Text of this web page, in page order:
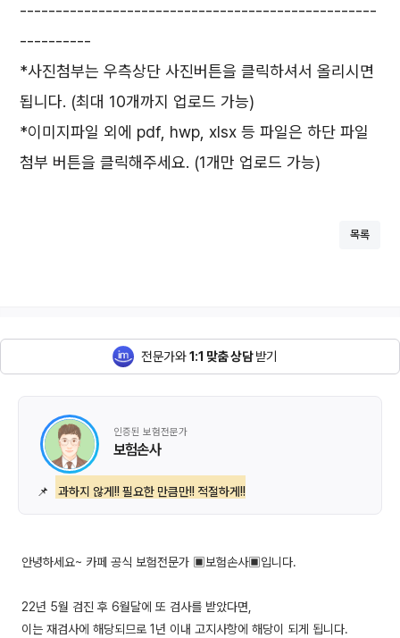
--------------------------------------------------
----------
*사진첨부는 우측상단 사진버튼을 클릭하셔서 올리시면
됩니다. (최대 10개까지 업로드 가능)
*이미지파일 외에 pdf, hwp, xlsx 등 파일은 하단 파일
첨부 버튼을 클릭해주세요. (1개만 업로드 가능)
목록
전문가와1:1 맞춤 상담받기
인증된 보험전문가
보험손사
📌 과하지 않게!! 필요한 만큼만!! 적절하게!!
안녕하세요~ 카페 공식 보험전문가 ▣보험손사▣입니다.
22년 5월 검진 후 6월달에 또 검사를 받았다면,
이는 재검사에 해당되므로 1년 이내 고지사항에 해당이 되게 됩니다.